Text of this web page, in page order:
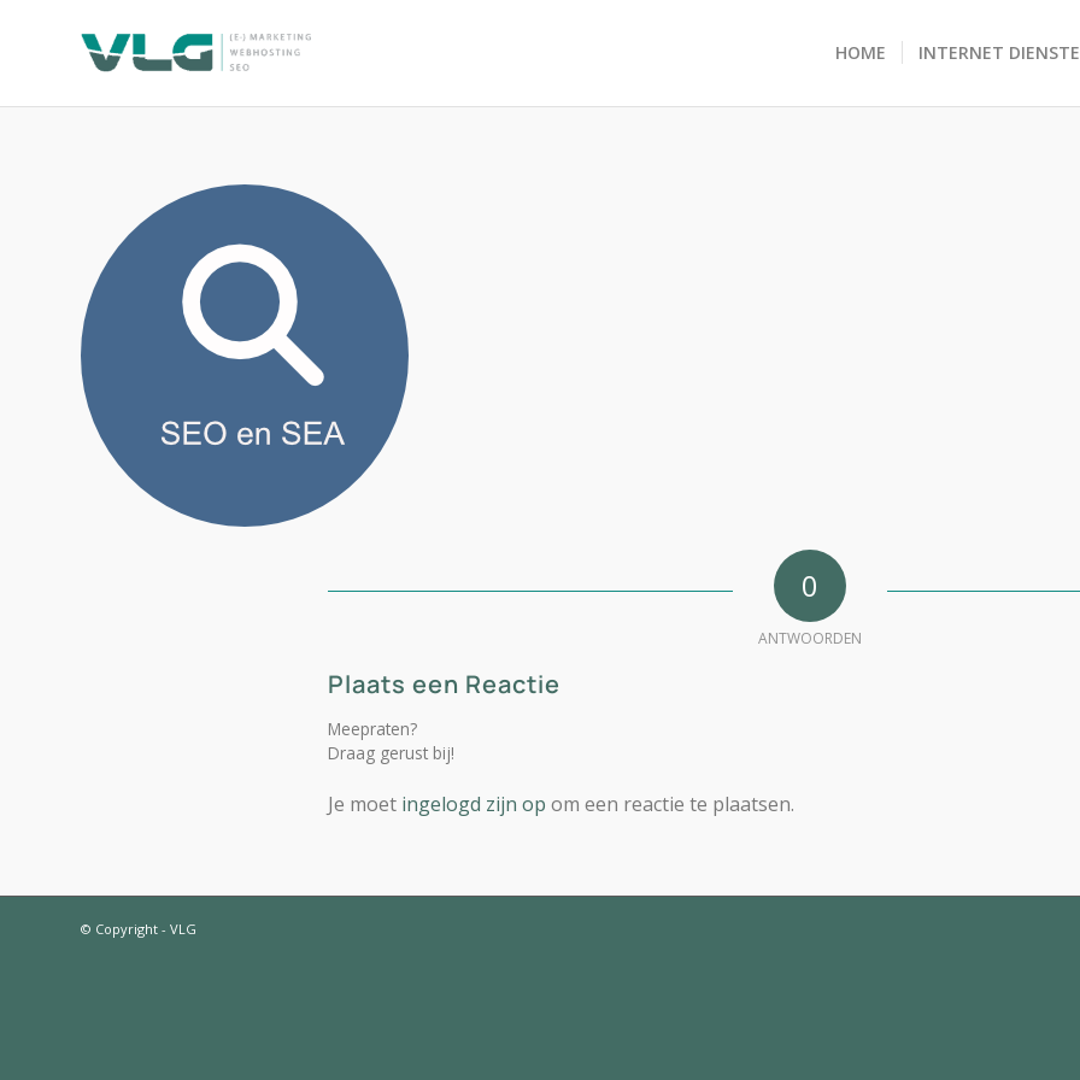
HOME INTERNET
0
ANTWOORDEN
Plaats een Reactie
Meepraten?
Draag gerust bij!
Je moet ingelogd zijn op om een reactie te plaatsen.
© Copyright - VLG